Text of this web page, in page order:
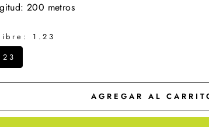
200 metros
1.23
AGREGAR AL